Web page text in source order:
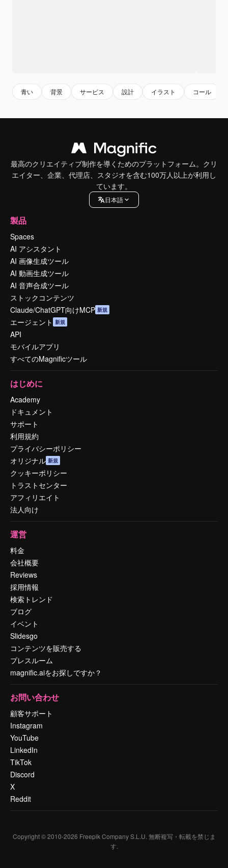
青い 背景 サービス 設計 イラスト コール
最高のクリエイティブ制作を導くためのプラットフォーム。クリ
エイター、企業、代理店、スタジオを含む100万人以上が利用し
ています。
日本語
製品
Spaces
AI アシスタント
AI 画像生成ツール
AI 動画生成ツール
AI 音声合成ツール
ストックコンテンツ
Claude/ChatGPT向けMCP 新規
エージェント 新規
API
モバイルアプリ
すべてのMagnificツール
はじめに
Academy
ドキュメント
サポート
利用規約
プライバシーポリシー
オリジナル 新規
クッキーポリシー
トラストセンター
アフィリエイト
法人向け
運営
料金
会社概要
Reviews
採用情報
検索トレンド
ブログ
イベント
Slidesgo
コンテンツを販売する
プレスルーム
magnific.aiをお探しですか？
お問い合わせ
顧客サポート
Instagram
YouTube
LinkedIn
TikTok
Discord
X
Reddit
Copyright © 2010-2026 Freepik Company S.L.U. 無断複写・転載を禁じま
す.